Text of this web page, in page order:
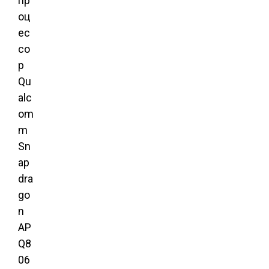
оц
ес
со
р
Qu
alc
om
m
Sn
ap
dra
go
n
AP
Q8
06